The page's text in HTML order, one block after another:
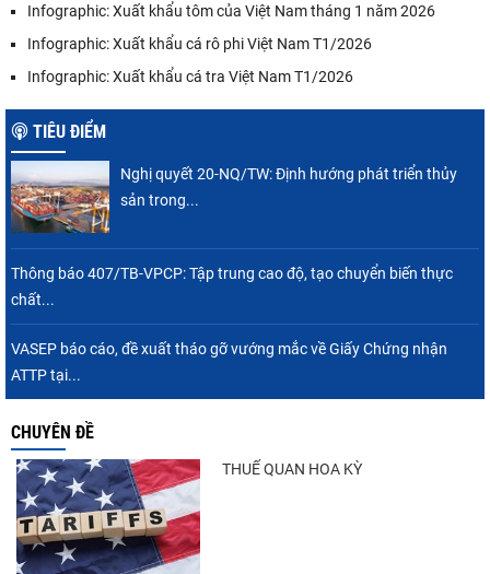
Infographic: Xuất khẩu tôm của Việt Nam tháng 1 năm 2026
Infographic: Xuất khẩu cá rô phi Việt Nam T1/2026
Infographic: Xuất khẩu cá tra Việt Nam T1/2026
TIÊU ĐIỂM
Nghị quyết 20-NQ/TW: Định hướng phát triển thủy
sản trong...
Thông báo 407/TB-VPCP: Tập trung cao độ, tạo chuyển biến thực
chất...
VASEP báo cáo, đề xuất tháo gỡ vướng mắc về Giấy Chứng nhận
ATTP tại...
CHUYÊN ĐỀ
THUẾ QUAN HOA KỲ